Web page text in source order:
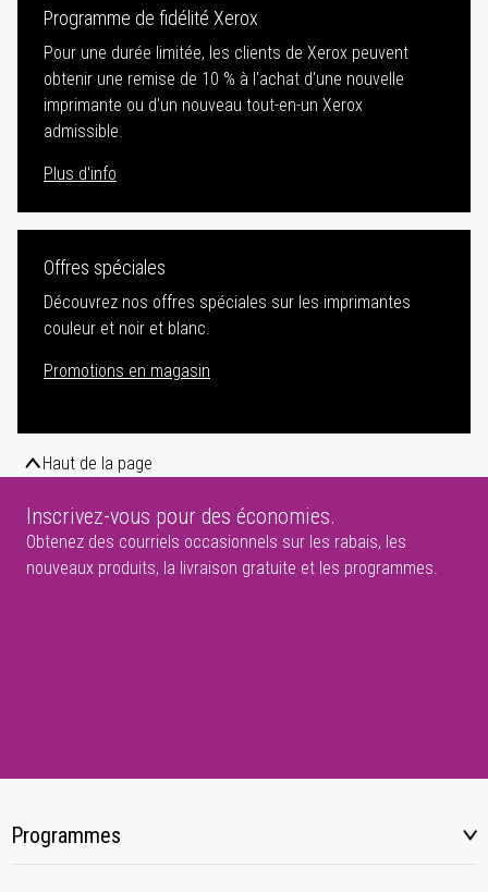
Programme de fidélité Xerox
Pour une durée limitée, les clients de Xerox peuvent
obtenir une remise de 10 % à l'achat d'une nouvelle
imprimante ou d'un nouveau tout-en-un Xerox
admissible.
Plus d'info
Offres spéciales
Découvrez nos offres spéciales sur les imprimantes
couleur et noir et blanc.
Promotions en magasin
Haut de la page
Inscrivez-vous pour des économies.
Obtenez des courriels occasionnels sur les rabais, les
nouveaux produits, la livraison gratuite et les programmes.
Programmes